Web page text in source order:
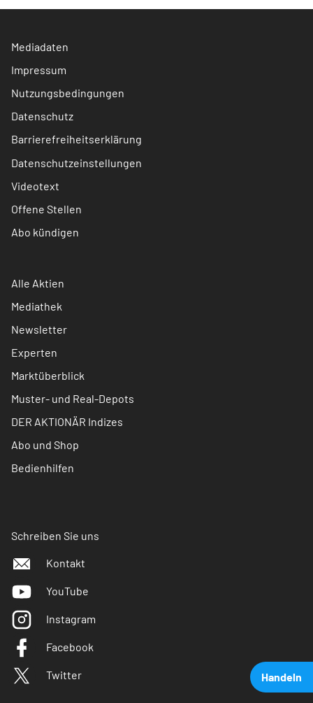
Handeln
Mediadaten
Impressum
Nutzungsbedingungen
Datenschutz
Barrierefreiheitserklärung
Datenschutzeinstellungen
Videotext
Offene Stellen
Abo kündigen
Alle Aktien
Mediathek
Newsletter
Experten
Marktüberblick
Muster- und Real-Depots
DER AKTIONÄR Indizes
Abo und Shop
Bedienhilfen
Schreiben Sie uns
Kontakt
YouTube
Instagram
Facebook
Twitter